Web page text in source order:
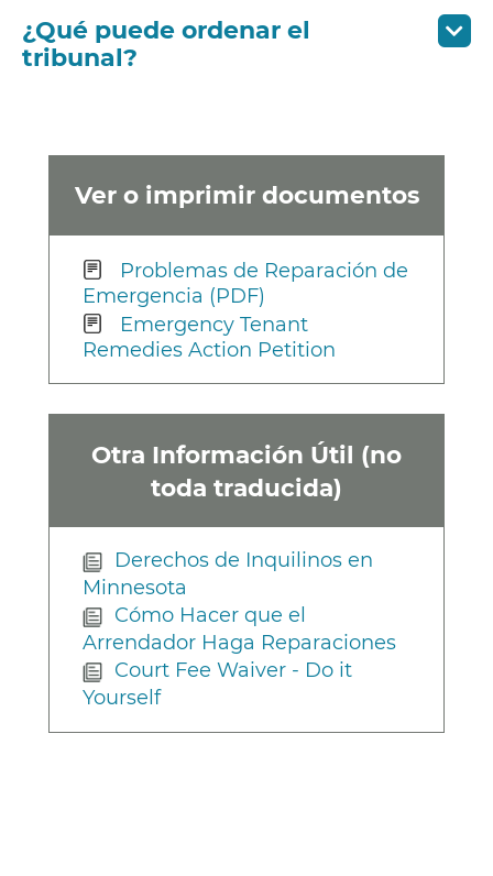
Ver o imprimir documentos
Problemas de Reparación de
Emergencia (PDF)
Emergency Tenant
Remedies Action Petition
Otra Información Útil (no
toda traducida)
Derechos de Inquilinos en
Minnesota
Cómo Hacer que el
Arrendador Haga Reparaciones
Court Fee Waiver - Do it
Yourself
¿Qué puede ordenar el
tribunal?